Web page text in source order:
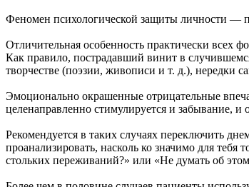
Феномен психологической защиты личности —
Отличительная особенность практически всех
Как правило, пострадавший винит в
творчестве (поэзии, живописи и т. д.), нередки
Эмоционально окрашенные отрицательные
целенаправленно стимулируется и забывание,
Рекомендуется в таких случаях переключить
проанализировать, насколь ко значимо для
стольких переживаний?» или «Не думать об